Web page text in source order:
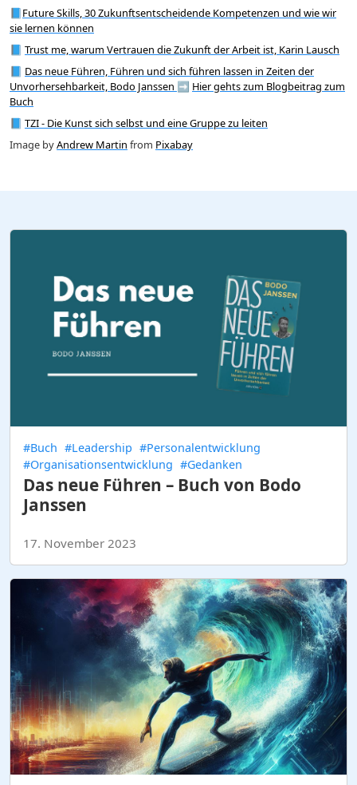
📘Future Skills, 30 Zukunftsentscheidende Kompetenzen und wie wir
sie lernen können
📘 Trust me, warum Vertrauen die Zukunft der Arbeit ist, Karin Lausch
📘 Das neue Führen, Führen und sich führen lassen in Zeiten der
Unvorhersehbarkeit, Bodo Janssen ➡️ Hier gehts zum Blogbeitrag zum
Buch
📘 TZI - Die Kunst sich selbst und eine Gruppe zu leiten
Image byAndrew Martin from Pixabay
#Buch #Leadership #Personalentwicklung
#Organisationsentwicklung #Gedanken
Das neue Führen – Buch von Bodo
Janssen
17. November 2023